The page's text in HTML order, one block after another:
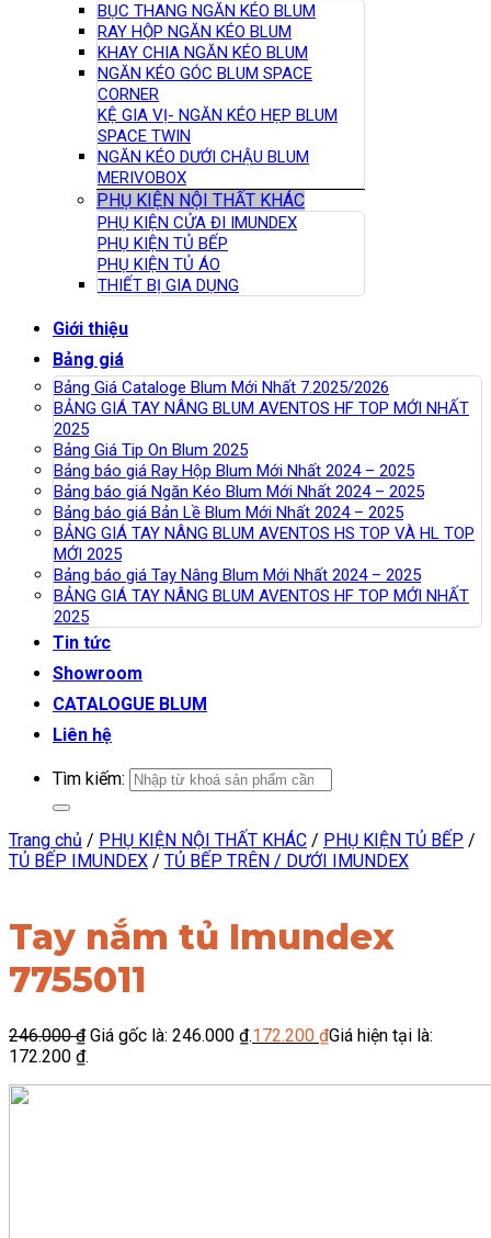
BỤC THANG NGĂN KÉO BLUM
RAY HỘP NGĂN KÉO BLUM
KHAY CHIA NGĂN KÉO BLUM
NGĂN KÉO GÓC BLUM SPACE
CORNER
KỆ GIA VỊ- NGĂN KÉO HẸP BLUM
SPACE TWIN
NGĂN KÉO DƯỚI CHẬU BLUM
MERIVOBOX
PHỤ KIỆN NỘI THẤT KHÁC
PHỤ KIỆN CỬA ĐI IMUNDEX
PHỤ KIỆN TỦ BẾP
PHỤ KIỆN TỦ ÁO
THIẾT BỊ GIA DỤNG
Giới thiệu
Bảng giá
Bảng Giá Cataloge Blum Mới Nhất 7.2025/2026
BẢNG GIÁ TAY NÂNG BLUM AVENTOS HF TOP MỚI NHẤT
2025
Bảng Giá Tip On Blum 2025
Bảng báo giá Ray Hộp Blum Mới Nhất 2024 – 2025
Bảng báo giá Ngăn Kéo Blum Mới Nhất 2024 – 2025
Bảng báo giá Bản Lề Blum Mới Nhất 2024 – 2025
BẢNG GIÁ TAY NÂNG BLUM AVENTOS HS TOP VÀ HL TOP
MỚI 2025
Bảng báo giá Tay Nâng Blum Mới Nhất 2024 – 2025
BẢNG GIÁ TAY NÂNG BLUM AVENTOS HF TOP MỚI NHẤT
2025
Tin tức
Showroom
CATALOGUE BLUM
Liên hệ
Tìm kiếm:
Trang chủ / PHỤ KIỆN NỘI THẤT KHÁC / PHỤ KIỆN TỦ BẾP /
TỦ BẾP IMUNDEX / TỦ BẾP TRÊN / DƯỚI IMUNDEX
Tay nắm tủ Imundex
7755011
246.000₫ Giá gốc là: 246.000 ₫.172.200 ₫Giá hiện tại là:
172.200 ₫.